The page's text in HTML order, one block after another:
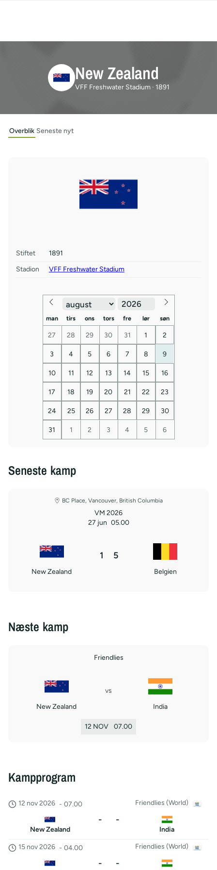
New Zealand
VFF Freshwater Stadium · 1891
Overblik Seneste nyt
Stiftet
1891
Stadion
VFF Freshwater Stadium
man tirs ons tors fre lør søn
27 28 29 30 31 1 2
3 4 5 6 7 8 9
10 11 12 13 14 15 16
17 18 19 20 21 22 23
24 25 26 27 28 29 30
31 1 2 3 4 5 6
Seneste kamp
BC Place, Vancouver, British Columbia
VM 2026
27 jun 05.00
New Zealand
1 5
Belgien
Næste kamp
Friendlies
New Zealand
vs
India
12 NOV 07.00
Kampprogram
Friendlies (World)
12 nov 2026 - 07.00
New Zealand
- -
India
Friendlies (World)
15 nov 2026 - 04.00
- -